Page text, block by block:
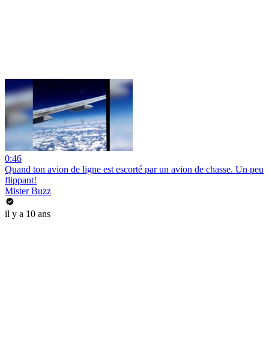
0:46
Quand ton avion de ligne est escorté par un avion de chasse. Un peu
flippant!
Mister Buzz
il y a 10 ans